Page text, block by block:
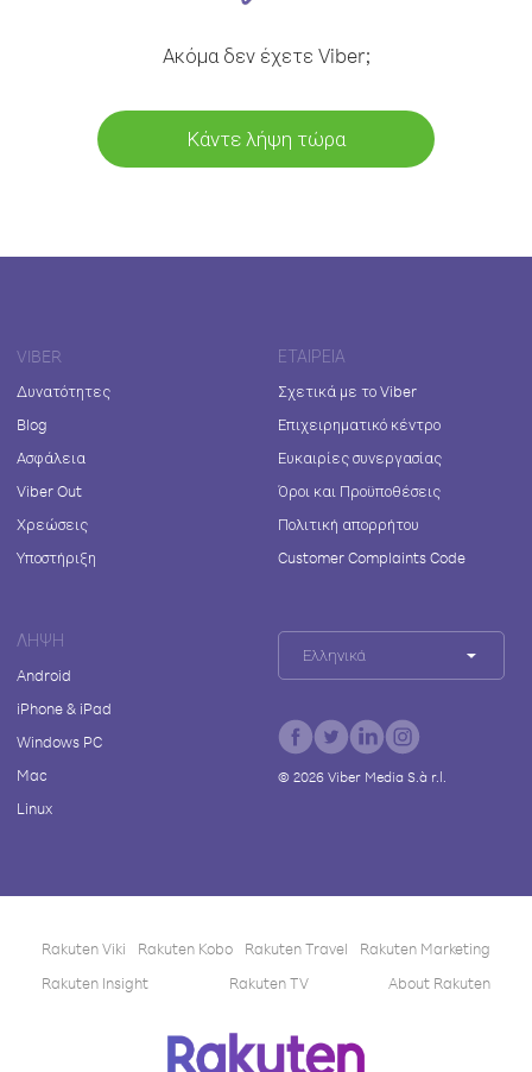
Ακόμα δεν έχετε Viber;
Κάντε λήψη τώρα
VIBER
Δυνατότητες
Blog
Ασφάλεια
Viber Out
Χρεώσεις
Υποστήριξη
ΕΤΑΙΡΕΊΑ
Σχετικά με το Viber
Επιχειρηματικό κέντρο
Ευκαιρίες συνεργασίας
Όροι και Προϋποθέσεις
Πολιτική απορρήτου
Customer Complaints Code
ΛΉΨΗ
Android
iPhone & iPad
Windows PC
Mac
Linux
Ελληνικά
© 2026Viber Media S.à r.l.
Rakuten Viki Rakuten Kobo Rakuten Travel
Rakuten Marketing
Rakuten Insight
Rakuten TV About Rakuten